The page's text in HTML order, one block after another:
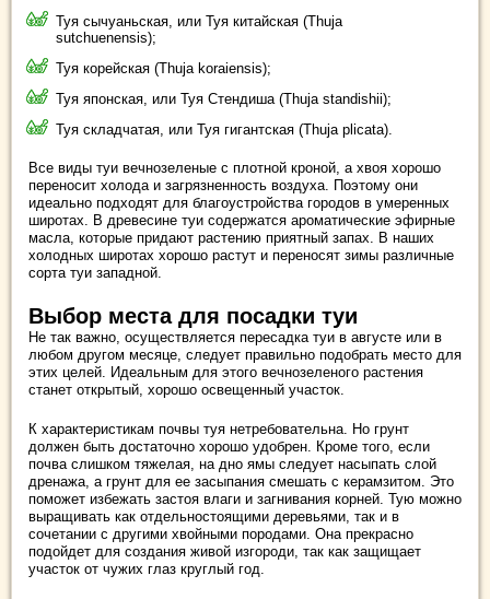
Туя сычуаньская, или Туя китайская (Thuja
sutchuenensis);
Туя корейская (Thuja koraiensis);
Туя японская, или Туя Стендиша (Thuja standishii);
Туя складчатая, или Туя гигантская (Thuja plicata).
Все виды туи вечнозеленые с плотной кроной, а хвоя хорошо
переносит холода и загрязненность воздуха. Поэтому они
идеально подходят для благоустройства городов в умеренных
широтах. В древесине туи содержатся ароматические эфирные
масла, которые придают растению приятный запах. В наших
холодных широтах хорошо растут и переносят зимы различные
сорта туи западной.
Выбор места для посадки туи
Не так важно, осуществляется пересадка туи в августе или в
любом другом месяце, следует правильно подобрать место для
этих целей. Идеальным для этого вечнозеленого растения
станет открытый, хорошо освещенный участок.
К характеристикам почвы туя нетребовательна. Но грунт
должен быть достаточно хорошо удобрен. Кроме того, если
почва слишком тяжелая, на дно ямы следует насыпать слой
дренажа, а грунт для ее засыпания смешать с керамзитом. Это
поможет избежать застоя влаги и загнивания корней. Тую можно
выращивать как отдельностоящими деревьями, так и в
сочетании с другими хвойными породами. Она прекрасно
подойдет для создания живой изгороди, так как защищает
участок от чужих глаз круглый год.